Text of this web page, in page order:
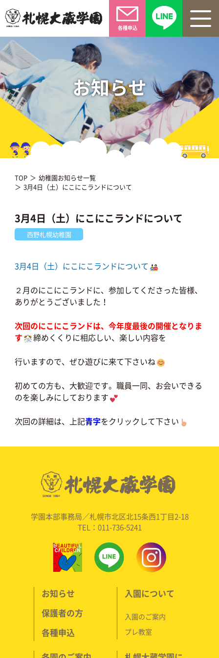
各種申込
お知らせ
TOP
幼稚園お知らせ一覧
3月4日（土）にこにこランドについて
3月4日（土）にこにこランドについて
西野札幌幼稚園
3月4日（土）にこにこランドについて
２月のにこにこランドに、参加してくださった皆様、
ありがとうございました！
次回のにこにこランドは、今年度最後の開催となりま
す
締めくくりに相応しい、楽しい内容を
行いますので、ぜひ遊びに来て下さいね
初めての方も、大歓迎です。職員一同、お会いできる
のを楽しみにしております
次回の詳細は、上記青字をクリックして下さい
学園本部事務局／札幌市北区北15条西1丁目2-18
TEL：011-736-5241
お知らせ
保護者の方
各種申込
入園について
入園のご案内
プレ教室